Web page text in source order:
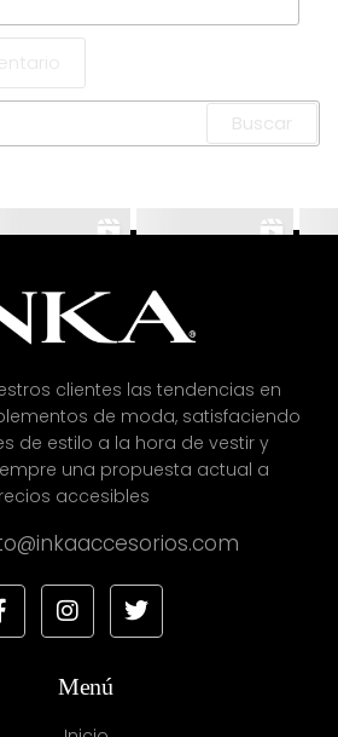
clientes las tendencias en
de moda, satisfaciendo
de estilo a la hora de vestir y
una propuesta actual a
accesibles
Menú